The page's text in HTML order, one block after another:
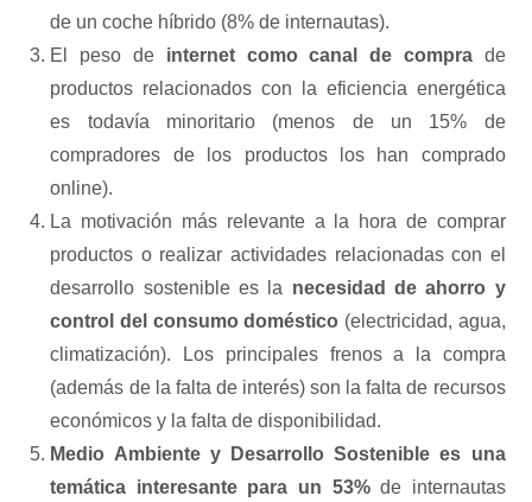
de un coche híbrido (8% de internautas).
El peso de internet como canal de comprade
productos relacionados con la eficiencia energética
es todavía minoritario (menos de un 15% de
compradores de los productos los han comprado
online).
La motivación más relevante a la hora de comprar
productos o realizar actividades relacionadas con el
desarrollo sostenible es la necesidad de ahorro y
control del consumo doméstico (electricidad, agua,
climatización). Los principales frenos a la compra
(además de la falta de interés) son la falta de recursos
económicos y la falta de disponibilidad.
Medio Ambiente y Desarrollo Sostenible es una
temática interesante para un 53%de internautas